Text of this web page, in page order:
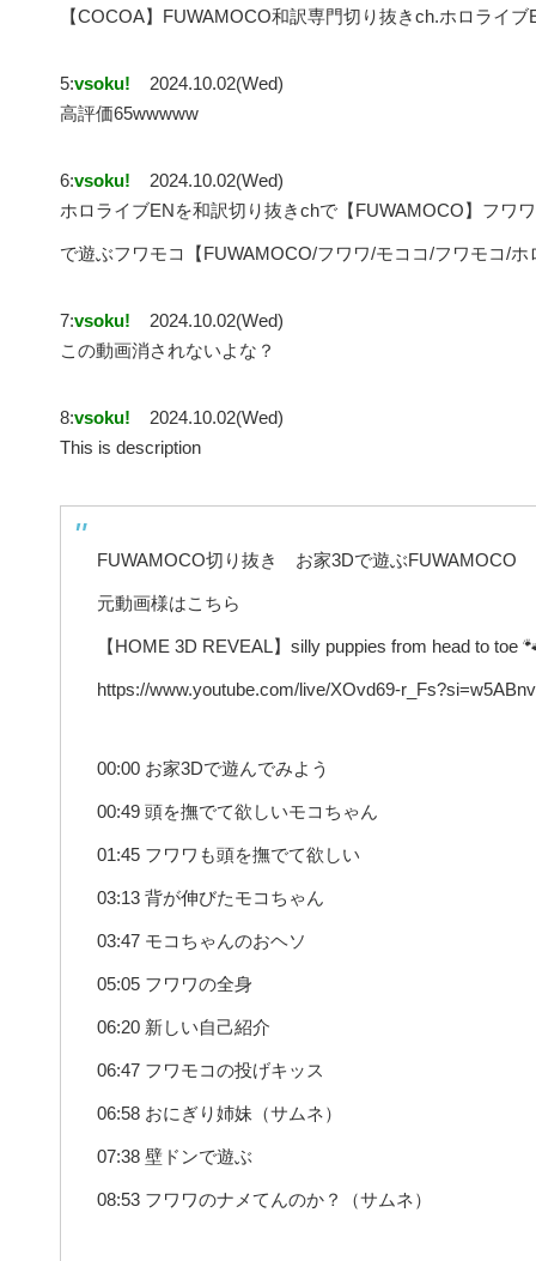
【COCOA】FUWAMOCO和訳専門切り抜きch.ホロライ
5:vsoku!
2024.10.02(Wed)
高評価65wwwww
6:vsoku!
2024.10.02(Wed)
ホロライブENを和訳切り抜きchで【FUWAMOCO】フワ
で遊ぶフワモコ【FUWAMOCO/フワワ/モココ/フワモコ/
7:vsoku!
2024.10.02(Wed)
この動画消されないよな？
8:vsoku!
2024.10.02(Wed)
This is description
FUWAMOCO切り抜き お家3Dで遊ぶFUWAMOCO
元動画様はこちら
【HOME 3D REVEAL】silly puppies from head to toe
https://www.youtube.com/live/XOvd69-
00:00 お家3Dで遊んでみよう
00:49 頭を撫でて欲しいモコちゃん
01:45 フワワも頭を撫でて欲しい
03:13 背が伸びたモコちゃん
03:47 モコちゃんのおヘソ
05:05 フワワの全身
06:20 新しい自己紹介
06:47 フワモコの投げキッス
06:58 おにぎり姉妹（サムネ）
07:38 壁ドンで遊ぶ
08:53 フワワのナメてんのか？（サムネ）